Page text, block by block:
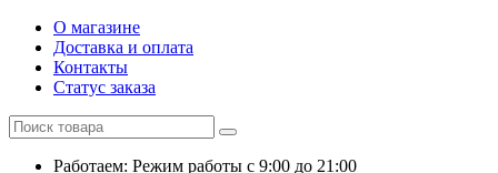
О магазине
Доставка и оплата
Контакты
Статус заказа
Работаем: Режим работы с 9:00 до 21:00